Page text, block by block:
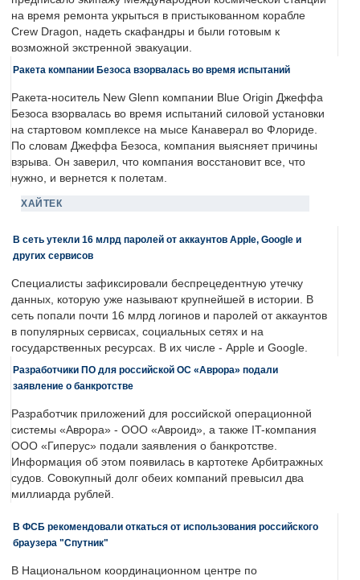
на время ремонта укрыться в пристыкованном корабле
Crew Dragon, надеть скафандры и были готовым к
возможной экстренной эвакуации.
Ракета компании Безоса взорвалась во время испытаний
Ракета-носитель New Glenn компании Blue Origin Джеффа
Безоса взорвалась во время испытаний силовой установки
на стартовом комплексе на мысе Канаверал во Флориде.
По словам Джеффа Безоса, компания выясняет причины
взрыва. Он заверил, что компания восстановит все, что
нужно, и вернется к полетам.
ХАЙТЕК
В сеть утекли 16 млрд паролей от аккаунтов Apple, Google и
других сервисов
Специалисты зафиксировали беспрецедентную утечку
данных, которую уже называют крупнейшей в истории. В
сеть попали почти 16 млрд логинов и паролей от аккаунтов
в популярных сервисах, социальных сетях и на
государственных ресурсах. В их числе - Apple и Google.
Разработчики ПО для российской ОС «Аврора» подали
заявление о банкротстве
Разработчик приложений для российской операционной
системы «Аврора» - ООО «Авроид», а также IT-компания
ООО «Гиперус» подали заявления о банкротстве.
Информация об этом появилась в картотеке Арбитражных
судов. Совокупный долг обеих компаний превысил два
миллиарда рублей.
В ФСБ рекомендовали откаться от использования российского
браузера "Спутник"
В Национальном координационном центре по